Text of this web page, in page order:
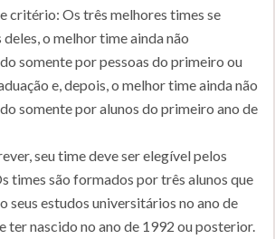
critério: Os três melhores times se
o melhor time ainda não
somente por pessoas do primeiro ou
e, depois, o melhor time ainda não
somente por alunos do primeiro ano de
seu time deve ser elegível pelos
times são formados por três alunos que
seus estudos universitários no ano de
ter nascido no ano de 1992 ou posterior.